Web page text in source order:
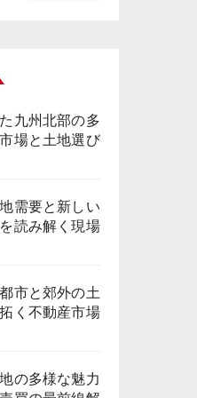
九州北部の多
場と土地選び
需要と新しい
読み解く現場
市と郊外の土
く不動産市場
の多様な魅力